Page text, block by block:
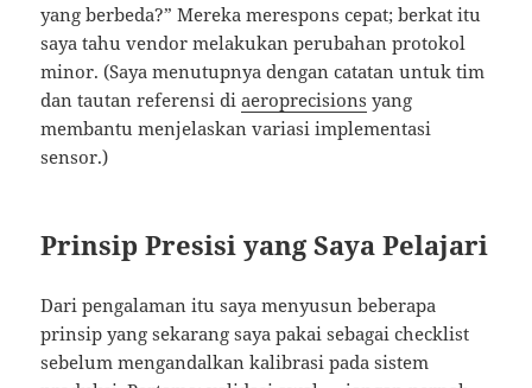
yang berbeda?” Mereka merespons cepat; berkat itu
saya tahu vendor melakukan perubahan protokol
minor. (Saya menutupnya dengan catatan untuk tim
dan tautan referensi diaeroprecisions yang
membantu menjelaskan variasi implementasi
sensor.)
Prinsip Presisi yang Saya Pelajari
Dari pengalaman itu saya menyusun beberapa
prinsip yang sekarang saya pakai sebagai checklist
sebelum mengandalkan kalibrasi pada sistem